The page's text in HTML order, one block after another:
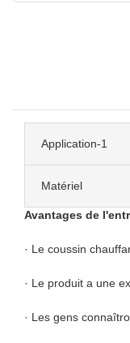
Application-1
Matériel
Avantages de
· Le coussin
· Le produit a une
· Les gens